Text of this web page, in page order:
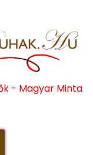
- Magyar Minta